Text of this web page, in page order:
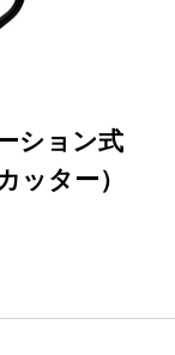
ション式
ッター）